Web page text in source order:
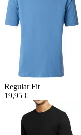
Regular Fit
19,95 €